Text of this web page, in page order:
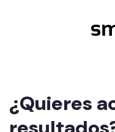
¿Quieres